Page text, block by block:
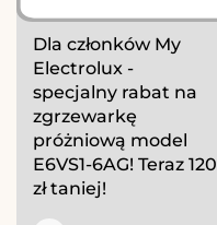
Dla członków My
Electrolux -
specjalny rabat na
zgrzewarkę
próżniową model
E6VS1-6AG! Teraz 120
zł taniej!